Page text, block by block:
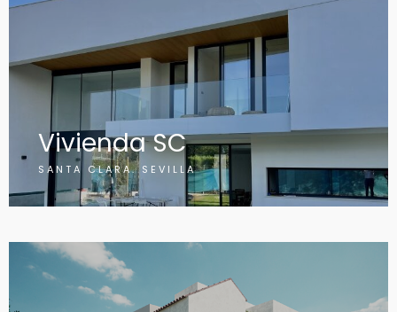
Vivienda SC
SANTA CLARA. SEVILLA